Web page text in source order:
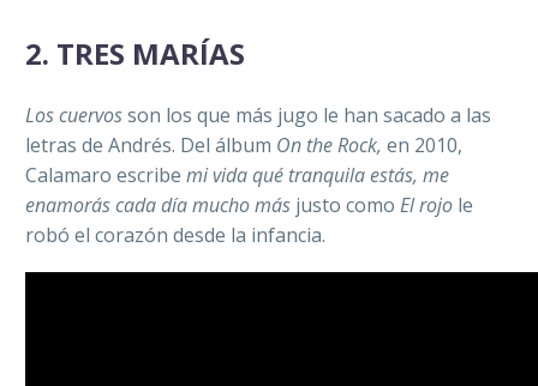
2. TRES MARÍAS
Los cuervosson los que más jugo le han sacado a las
letras de Andrés. Del álbum On the Rock, en 2010,
Calamaro escribe mi vida qué tranquila estás, me
enamorás cada día mucho más justo como El rojo le
robó el corazón desde la infancia.